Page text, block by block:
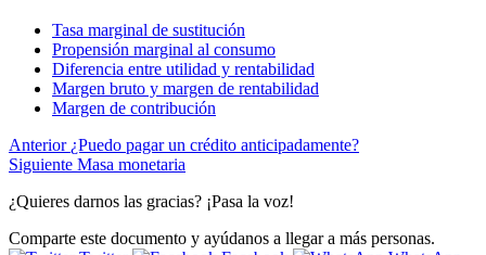
Tasa marginal de sustitución
Propensión marginal al consumo
Diferencia entre utilidad y rentabilidad
Margen bruto y margen de rentabilidad
Margen de contribución
Anterior ¿Puedo pagar un crédito anticipadamente?
Siguiente Masa monetaria
¿Quieres darnos las gracias? ¡Pasa la voz!
Comparte este documento y ayúdanos a llegar a más personas.